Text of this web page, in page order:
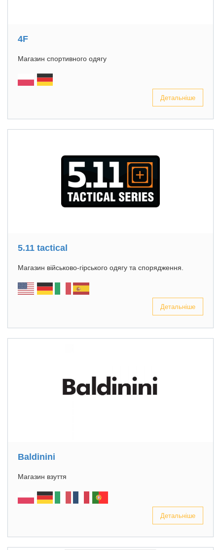
4F
Магазин спортивного одягу
Детальніше
5.11 tactical
Магазин військово-гірського одягу та спорядження.
Детальніше
Вaldinini
Магазин взуття
Детальніше